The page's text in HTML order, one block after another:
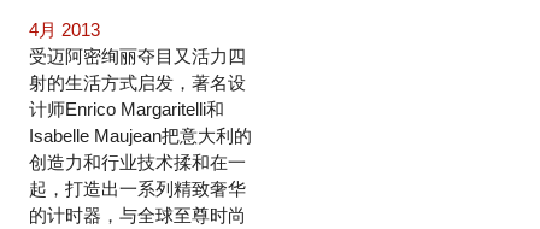
4月 2013
受迈阿密绚丽夺目又活力四
射的生活方式启发，著名设
计师Enrico Margaritelli和
Isabelle Maujean把意大利的
创造力和行业技术揉和在一
起，打造出一系列精致奢华
的计时器，与全球至尊时尚